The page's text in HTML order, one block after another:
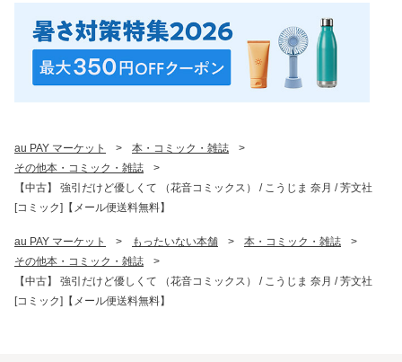
au PAY マーケット > 本・コミック・雑誌
>
その他本・コミック・雑誌
>
【中古】 強引だけど優しくて （花音コミックス） / こうじま 奈月 / 芳文社
[コミック]【メール便送料無料】
au PAY マーケット > もったいない本舗 > 本・コミック・雑誌
>
その他本・コミック・雑誌
>
【中古】 強引だけど優しくて （花音コミックス） / こうじま 奈月 / 芳文社
[コミック]【メール便送料無料】